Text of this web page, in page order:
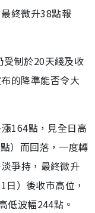
終微升38點報
制於20天綫及收
的降準能否令大
164點，見全日高
）而回落，一度轉
爭持，最終微升
）後收市高位，
低波幅244點。